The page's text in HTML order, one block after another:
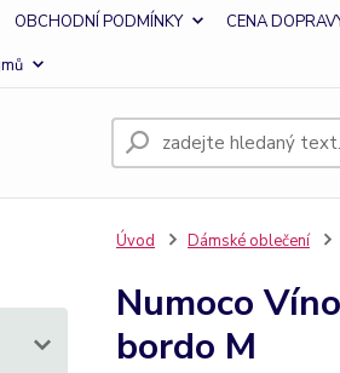
OBCHODNÍ PODMÍNKY CENA
Úvod Dámské oblečení
Numoco
bordo M